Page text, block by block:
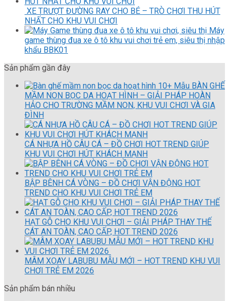
XE TRƯỢT ĐƯỜNG RAY CHO BÉ – TRÒ CHƠI THU HÚT
NHẤT CHO KHU VUI CHƠI
Máy
game thùng đua xe ô tô khu vui chơi trẻ em, siêu thị nhập
khẩu BBK01
Sản phẩm gần đây
10+ Mẫu BÀN GHẾ
MẦM NON BỌC DA HOẠT HÌNH – GIẢI PHÁP HOÀN
HẢO CHO TRƯỜNG MẦM NON, KHU VUI CHƠI VÀ GIA
ĐÌNH
CÁ NHỰA HỒ CÂU CÁ – ĐỒ CHƠI HOT TREND GIÚP
KHU VUI CHƠI HÚT KHÁCH MẠNH
BẬP BÊNH CÁ VÒNG – ĐỒ CHƠI VẬN ĐỘNG HOT
TREND CHO KHU VUI CHƠI TRẺ EM
HẠT GỖ CHO KHU VUI CHƠI – GIẢI PHÁP THAY THẾ
CÁT AN TOÀN, CAO CẤP, HOT TREND 2026
MÂM XOAY LABUBU MẪU MỚI – HOT TREND KHU VUI
CHƠI TRẺ EM 2026
Sản phẩm bán nhiều